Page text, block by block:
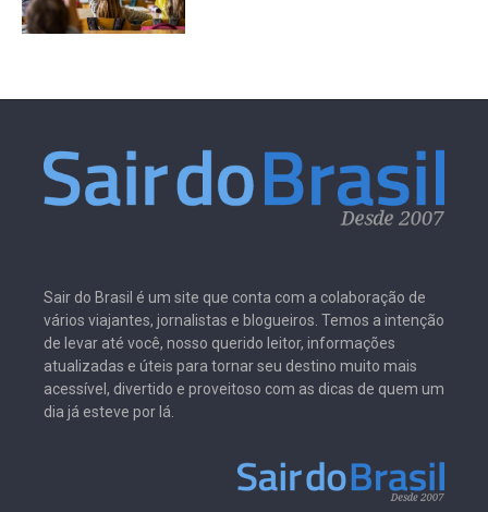
Sair do Brasil é um site que conta com a colaboração de
vários viajantes, jornalistas e blogueiros. Temos a intenção
de levar até você, nosso querido leitor, informações
atualizadas e úteis para tornar seu destino muito mais
acessível, divertido e proveitoso com as dicas de quem um
dia já esteve por lá.